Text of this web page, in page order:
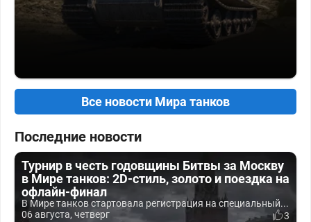
Все новости Мира танков
Последние новости
Турнир в честь годовщины Битвы за Москву
в Мире танков: 2D-стиль, золото и поездка на
офлайн-финал
В Мире танков стартовала регистрация на специальный...
06 августа, четверг
3